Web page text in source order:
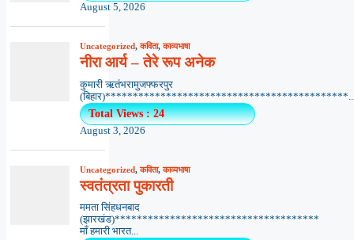
August 5, 2026
Uncategorized,कविता,काव्यभाषा
नीरा आर्य – तेरे रूप अनेक
कुमारी ऋतंभरामुजफ्फरपुर
Total Views : 24
August 3, 2026
Uncategorized,कविता,काव्यभाषा
स्वतंत्रता पुकारती
ममता सिंहधनबाद
(झारखंड)*************************************
माँ हमारी भारत...